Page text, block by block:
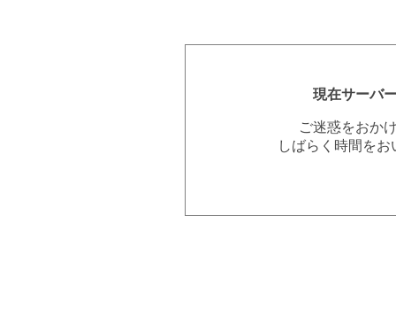
現在サーバ
ご迷惑をおか
しばらく時間を